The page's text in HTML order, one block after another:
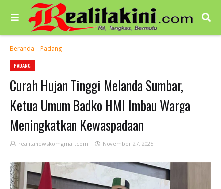
Beranda | Padang
PADANG
Curah Hujan Tinggi Melanda Sumbar,
Ketua Umum Badko HMI Imbau Warga
Meningkatkan Kewaspadaan
realitanewskomgmail.com November 27, 2025